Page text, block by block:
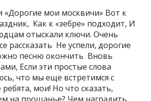
«Дорогие мои москвичи» Вот к
Как к «зебре» подходит, И
отыскали ключи. Очень
рассказать Не успели, дорогие
песню окончить Вновь
Если эти простые слова
что мы еще встретимся с
мои! Но что сказать,